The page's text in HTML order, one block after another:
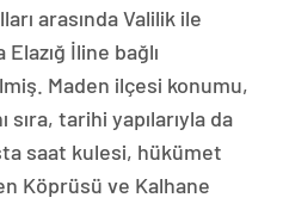
arasında Valilik ile
İline bağlı
Maden ilçesi konumu,
tarihi yapılarıyla da
saat kulesi, hükümet
Köprüsü ve Kalhane